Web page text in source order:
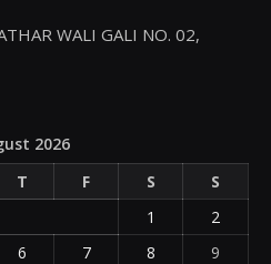
WALI GALI NO. 02,
2026
T F S
S
1
2
6 7 8
9